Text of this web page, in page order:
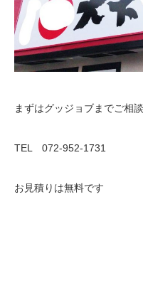
まずはグッジョブまでご相
TEL 072-952-1731
お見積りは無料です